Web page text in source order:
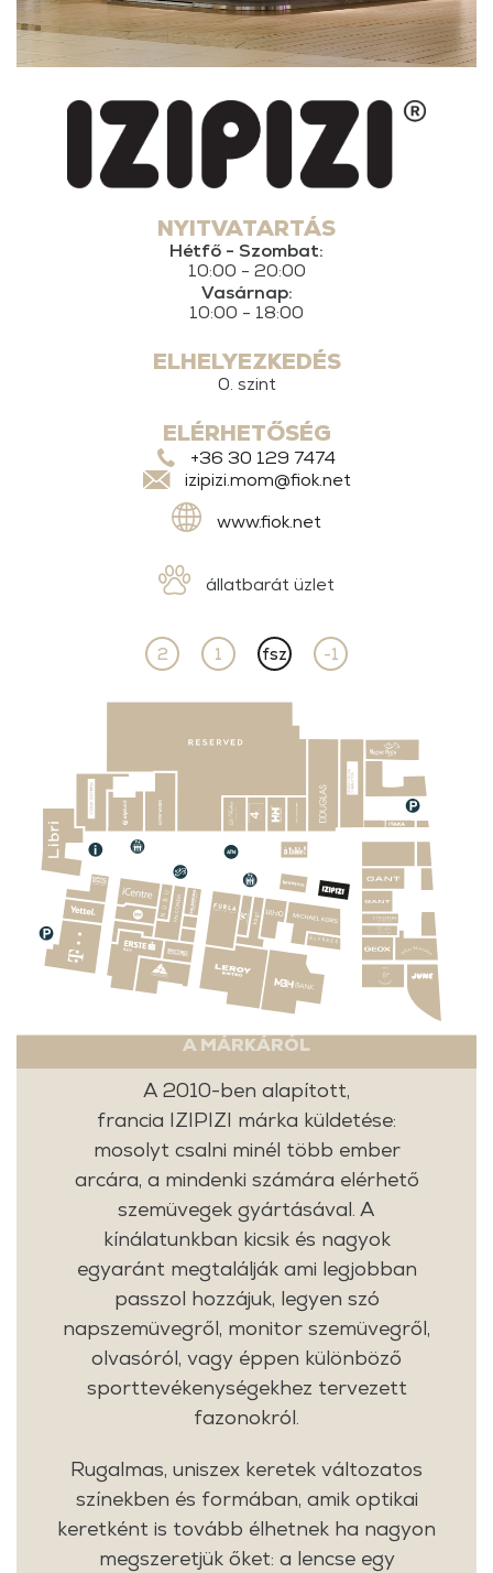
NYITVATARTÁS
Hétfő - Szombat:
10:00 - 20:00
Vasárnap:
10:00 - 18:00
ELHELYEZKEDÉS
0. szint
ELÉRHETŐSÉG
+36 30 129 7474
izipizi.mom@fiok.net
www.fiok.net
állatbarát üzlet
2 1 fsz -1
A MÁRKÁRÓL
A 2010-ben alapított,
francia IZIPIZI márka küldetése:
mosolyt csalni minél több ember
arcára, a mindenki számára elérhető
szemüvegek gyártásával. A
kínálatunkban kicsik és nagyok
egyaránt megtalálják ami legjobban
passzol hozzájuk, legyen szó
napszemüvegről, monitor szemüvegről,
olvasóról, vagy éppen különböző
sporttevékenységekhez tervezett
fazonokról.
Rugalmas, uniszex keretek változatos
színekben és formában, amik optikai
keretként is tovább élhetnek ha nagyon
megszeretjük őket: a lencse egy